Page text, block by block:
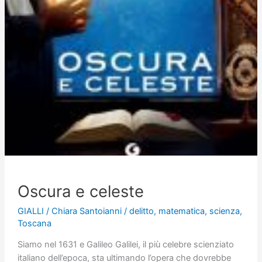
Oscura e celeste
GIALLI / Chiara Santoianni / delitto, matematica, scienza,
Toscana
Siamo nel 1631 e Galileo Galilei, il più celebre scienziato
italiano dell’epoca, sta ultimando l’opera che dovrebbe